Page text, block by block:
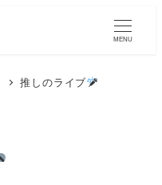
MENU
推しのライブ